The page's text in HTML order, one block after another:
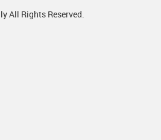
All Rights Reserved.